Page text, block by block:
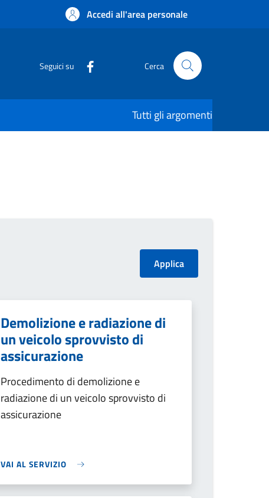
Accedi all'area personale
Seguici su Cerca
Tutti gli argomenti
Demolizione e radiazione di
un veicolo sprovvisto di
assicurazione
Procedimento di demolizione e
radiazione di un veicolo sprovvisto di
assicurazione
VAI AL SERVIZIO